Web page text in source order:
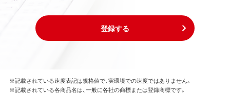
登録する
※記載されている速度表記は規格値で、実環境での速度ではありません。
※記載されている各商品名は、一般に各社の商標または登録商標です。